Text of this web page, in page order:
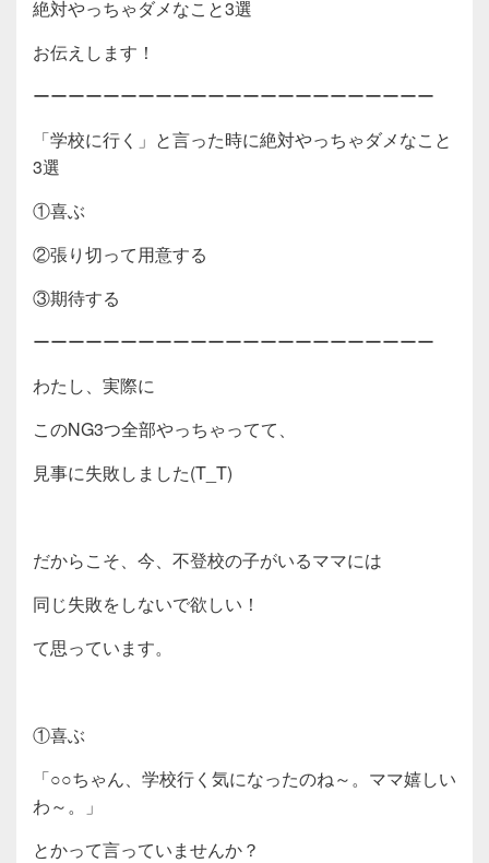
絶対やっちゃダメなこと3選
お伝えします！
ーーーーーーーーーーーーーーーーーーーーーーー
「学校に行く」と言った時に絶対やっちゃダメなこと
3選
①喜ぶ
②張り切って用意する
③期待する
ーーーーーーーーーーーーーーーーーーーーーーー
わたし、実際に
このNG3つ全部やっちゃってて、
見事に失敗しました(T_T)
だからこそ、今、不登校の子がいるママには
同じ失敗をしないで欲しい！
て思っています。
①喜ぶ
「○○ちゃん、学校行く気になったのね～。ママ嬉しい
わ～。」
とかって言っていませんか？